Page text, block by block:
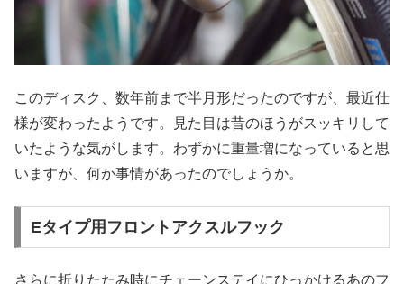
このディスク、数年前まで半月形だったのですが、最近仕
様が変わったようです。見た目は昔のほうがスッキリして
いたような気がします。わずかに重量増になっていると思
いますが、何か事情があったのでしょうか。
Eタイプ用フロントアクスルフック
さらに折りたたみ時にチェーンステイにひっかけるあのフ